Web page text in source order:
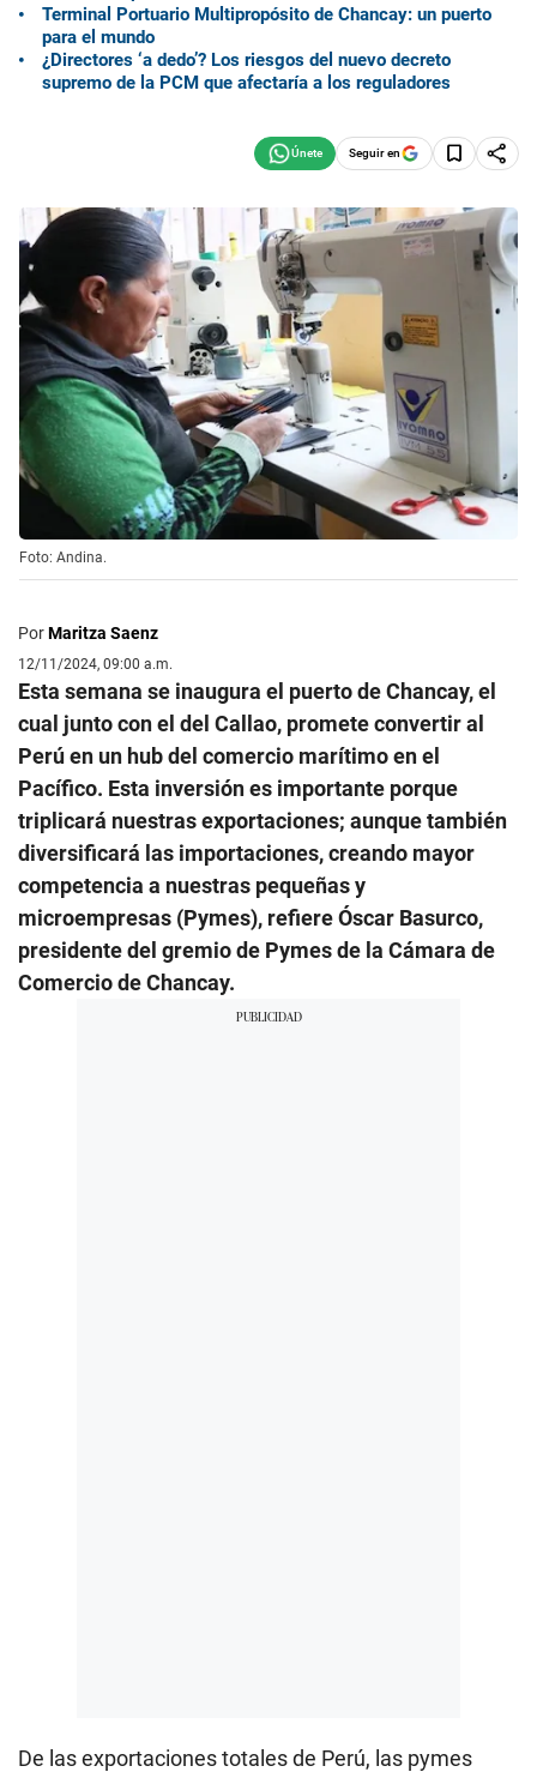
Terminal Portuario Multipropósito de Chancay: un puerto
para el mundo
¿Directores ‘a dedo’? Los riesgos del nuevo decreto
supremo de la PCM que afectaría a los reguladores
Seguir en
Foto: Andina.
PorMaritza Saenz
12/11/2024, 09:00 a.m.
Esta semana se inaugura el puerto de Chancay, el
cual junto con el del Callao, promete convertir al
Perú en un hub del comercio marítimo en el
Pacífico. Esta inversión es importante porque
triplicará nuestras exportaciones; aunque también
diversificará las importaciones, creando mayor
competencia a nuestras pequeñas y
microempresas (Pymes), refiere Óscar Basurco,
presidente del gremio de Pymes de la Cámara de
Comercio de Chancay.
De las exportaciones totales de Perú, las pymes